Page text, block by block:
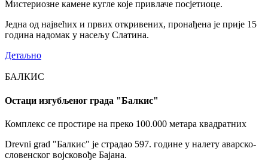
Мистериозне камене кугле које привлаче посјетиоце.
Једна од највећих и првих откривених, пронађена је прије 15
година надомак у насељу Слатина.
Детаљно
БАЛКИС
Остаци изгубљеног града "Балкис"
Комплекс се простире на преко 100.000 метара квадратних
Drevni grad "Балкис" је страдао 597. године у налету аварско-
словенског војсковође Бајана.